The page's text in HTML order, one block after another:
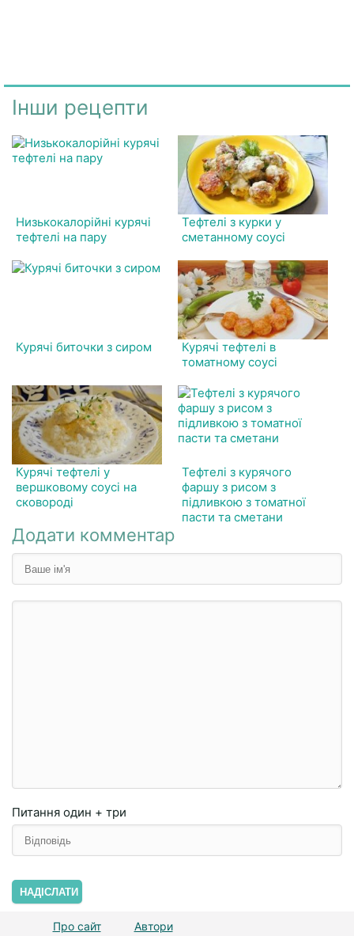
Інши рецепти
Низькокалорійні курячі
тефтелі на пару
Тефтелі з курки у
сметанному соусі
Курячі биточки з сиром
Курячі тефтелі в
томатному соусі
Курячі тефтелі у
вершковому соусі на
сковороді
Тефтелі з курячого
фаршу з рисом з
підливкою з томатної
пасти та сметани
Додати комментар
Питання один + три
НАДІСЛАТИ
Про сайт Автори